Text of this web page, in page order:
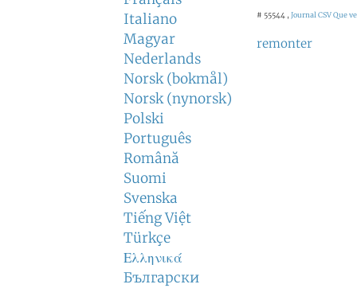
Italiano
Magyar
Nederlands
Norsk (bokmål)
Norsk (nynorsk)
Polski
Português
Română
Suomi
Svenska
Tiếng Việt
Türkçe
Ελληνικά
Български
# 55544 , Journal CSVQue
remonter